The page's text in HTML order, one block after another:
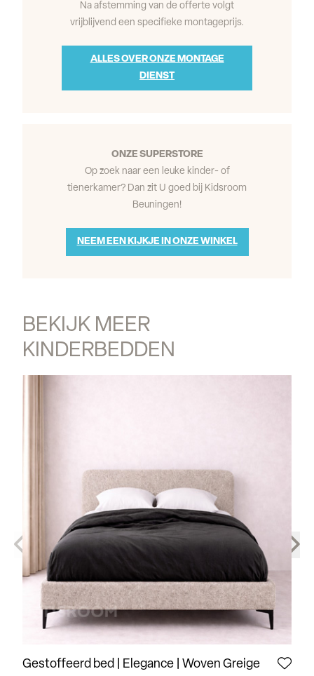
Na afstemming van de offerte volgt
vrijblijvend een specifieke montageprijs.
ALLES OVER ONZE MONTAGE
DIENST
ONZE SUPERSTORE
Op zoek naar een leuke kinder- of
tienerkamer? Dan zit U goed bij Kidsroom
Beuningen!
NEEM EEN KIJKJE IN ONZE WINKEL
BEKIJK MEER
KINDERBEDDEN
Gestoffeerd bed | Elegance | Woven Greige